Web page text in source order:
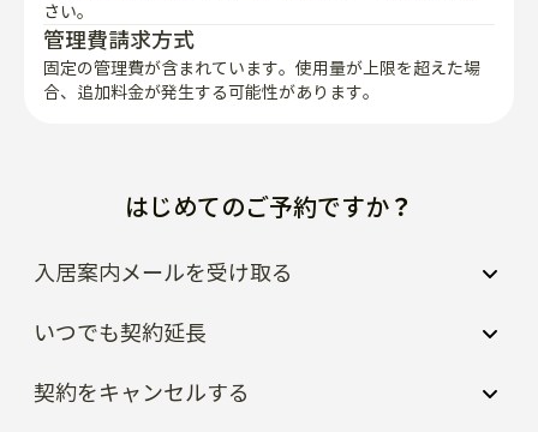
さい。
管理費請求方式
固定の管理費が含まれています。使用量が上限を超えた場
合、追加料金が発生する可能性があります。
はじめてのご予約ですか？
入居案内メールを受け取る
いつでも契約延長
契約をキャンセルする